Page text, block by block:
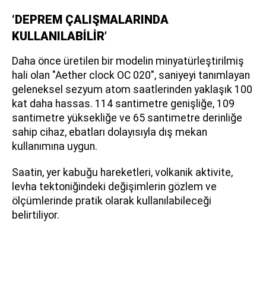
‘DEPREM ÇALIŞMALARINDA
KULLANILABİLİR’
Daha önce üretilen bir modelin minyatürleştirilmiş
hali olan "Aether clock OC 020", saniyeyi tanımlayan
geleneksel sezyum atom saatlerinden yaklaşık 100
kat daha hassas. 114 santimetre genişliğe, 109
santimetre yüksekliğe ve 65 santimetre derinliğe
sahip cihaz, ebatları dolayısıyla dış mekan
kullanımına uygun.
Saatin, yer kabuğu hareketleri, volkanik aktivite,
levha tektoniğindeki değişimlerin gözlem ve
ölçümlerinde pratik olarak kullanılabileceği
belirtiliyor.